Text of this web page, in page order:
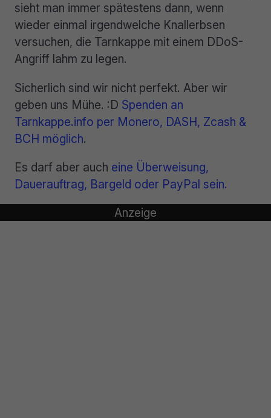
sieht man immer spätestens dann, wenn
wieder einmal irgendwelche Knallerbsen
versuchen, die Tarnkappe mit einem DDoS-
Angriff lahm zu legen.
Sicherlich sind wir nicht perfekt. Aber wir
geben uns Mühe. :D Spenden an
Tarnkappe.info per Monero, DASH, Zcash &
BCH möglich.
Es darf aber auch eine Überweisung,
Dauerauftrag, Bargeld oder PayPal sein.